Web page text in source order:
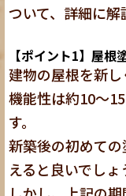
ついて、詳細に解
【ポイント1】屋
建物の屋根を新
機能性は約10～
す。
新築後の初めて
えると良いでしょ